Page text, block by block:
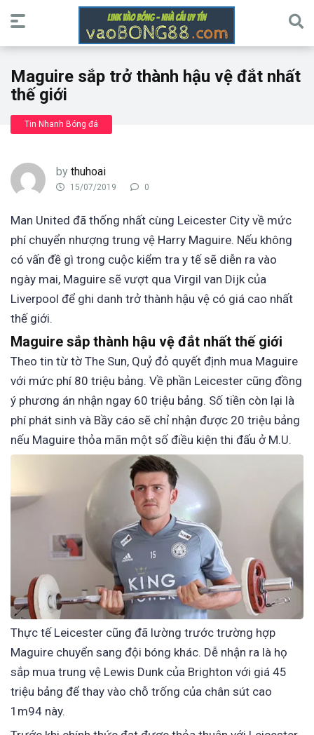
Maguire sắp trở thành hậu vệ đắt nhất
thế giới
Tin Nhanh Bóng đá
by thuhoai
15/07/2019 0
Man United đã thống nhất cùng Leicester City về mức
phí chuyển nhượng trung vệ Harry Maguire. Nếu không
có vấn đề gì trong cuộc kiểm tra y tế sẽ diễn ra vào
ngày mai, Maguire sẽ vượt qua Virgil van Dijk của
Liverpool để ghi danh trở thành hậu vệ có giá cao nhất
thế giới.
Maguire sắp thành hậu vệ đắt nhất thế giới
Theo tin từ tờ The Sun, Quỷ đỏ quyết định mua Maguire
với mức phí 80 triệu bảng. Về phần Leicester cũng đồng
ý phương án nhận ngay 60 triệu bảng. Số tiền còn lại là
phí phát sinh và Bầy cáo sẽ chỉ nhận được 20 triệu bảng
nếu Maguire thỏa mãn một số điều kiện thi đấu ở M.U.
Thực tế Leicester cũng đã lường trước trường hợp
Maguire chuyển sang đội bóng khác. Dễ nhận ra là họ
sắp mua trung vệ Lewis Dunk của Brighton với giá 45
triệu bảng để thay vào chỗ trống của chân sút cao
1m94 này.